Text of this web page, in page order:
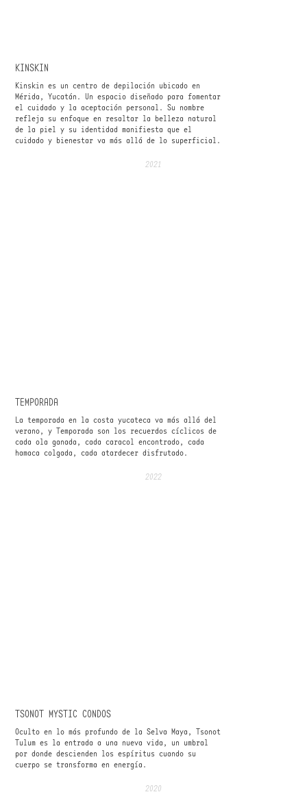
KINSKIN
Kinskin es un centro de depilación ubicado en
Mérida, Yucatán. Un espacio diseñado para fomentar
el cuidado y la aceptación personal. Su nombre
refleja su enfoque en resaltar la belleza natural
de la piel y su identidad manifiesta que el
cuidado y bienestar va más allá de lo superficial.
2021
TEMPORADA
La temporada en la costa yucateca va más allá del
verano, y Temporada son los recuerdos cíclicos de
cada ola ganada, cada caracol encontrado, cada
hamaca colgada, cada atardecer disfrutado.
2022
TSONOT MYSTIC CONDOS
Oculto en lo más profundo de la Selva Maya, Tsonot
Tulum es la entrada a una nueva vida, un umbral
por donde descienden los espíritus cuando su
cuerpo se transforma en energía.
2020